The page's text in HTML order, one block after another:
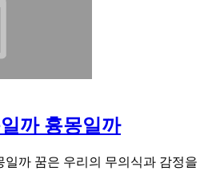
까 흉몽일까
일까 꿈은 우리의 무의식과 감정을